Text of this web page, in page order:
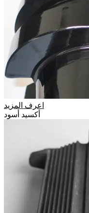
اعرف المزيد
أكسيد أسود